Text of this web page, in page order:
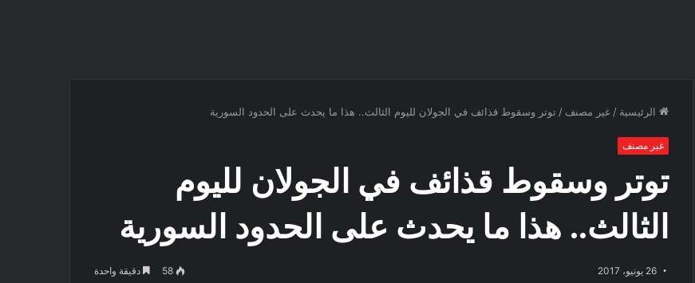
الرئيسية / غير مصنف / توتر وسقوط قذائف في الجولان لليوم الثالث.. هذا ما يحدث على الحدود السورية
غير مصنف
توتر وسقوط قذائف في الجولان لليوم
الثالث.. هذا ما يحدث على الحدود السورية
26 يونيو، 2017 58 دقيقة واحدة